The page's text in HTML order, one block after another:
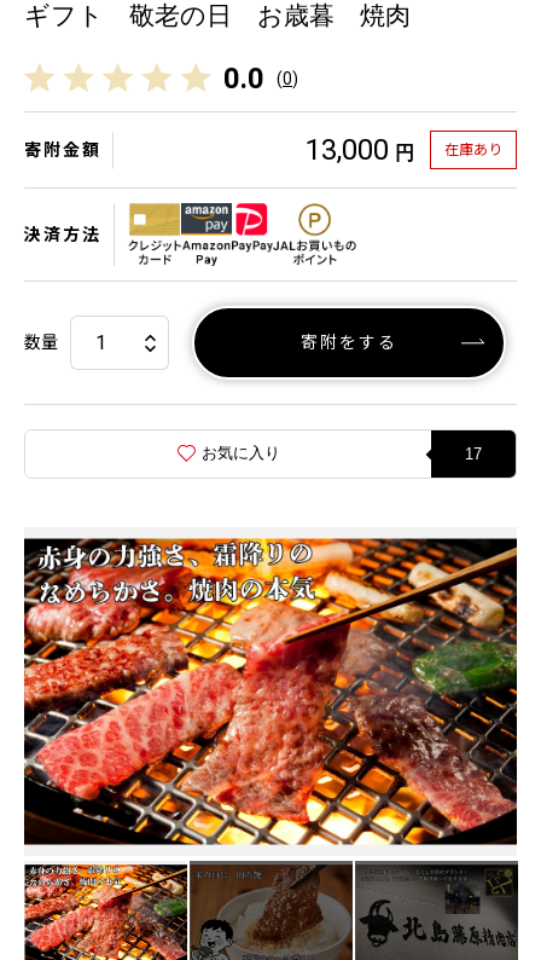
ギフト 敬老の日 お歳暮 焼肉
0.0 (0)
寄附金額 13,000 円 在庫あり
決済方法
数量 寄附をする
お気に入り 17